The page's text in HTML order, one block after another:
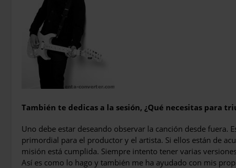
También te dedicas a la sesión, ¿Qué necesitas para
Uno debe estar deseando observar la canción desde fuera.
primordial para el productor y el artista. Si ellos están de
misión está cumplida. Siempre intento tener varias
Así es como lo hago y también me ha ayudado con mis